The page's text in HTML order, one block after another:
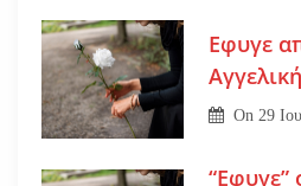
Εφυγε
On29
“Εφυγε”